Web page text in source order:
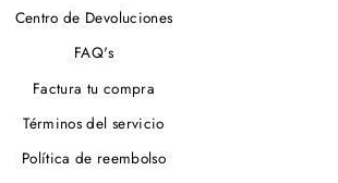
Centro de Devoluciones
FAQ's
Factura tu compra
Términos del servicio
Política de reembolso